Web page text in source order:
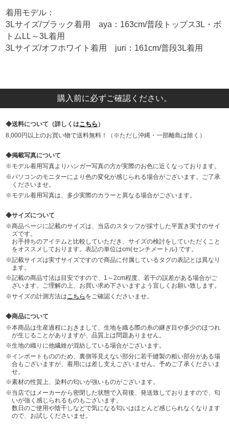
着用モデル：
3Lサイズ/ブラック着用 aya：163cm/普段トップス3L・ボ
トムLL～3L着用
3Lサイズ/オフホワイト着用 juri：161cm/普段3L着用
購入前に必ずご確認ください。
送料について（詳しくはこちら ）
8,000円以上のお買い物で送料無料！（※ただし沖縄・一部離島は除く）
掲載写真について
モデル着用写真よりハンガー写真の方が実際のお色に近くなっております。
パソコンのモニターにより色の変化が感じられる場合がございます。ご了承
くださいませ。
モデル着用写真は、多少実際のカラーと異なる場合がございます。
サイズについて
商品ページに記載のサイズは、当店のスタッフが採寸した平置き実寸のサイ
ズです。
お手持ちのアイテムと比較していただき、サイズの検討をしていただくこと
をオススメしております。表記の単位はcm(センチメートル) です。
記載サイズは実寸サイズですので商品に付属しているタグの表記とは異なり
ます。
記載の商品寸法は目安ですので、1～2cm程度、若干の誤差がある場合がご
ざいます。ご理解の上、お買い求め下さいますよう宜しくお願い致します。
サイズの計測方法はこちら をご確認くださいませ。
商品について
本商品は生産過程におきまして、生地を織る際の糸の継ぎ目や多少のほつれ
が生じることがありますが、品質上は問題ありません。
生地の織りに他繊維が混紡している場合がございます。
インポートもののため、裏側等見えない部分に若干縫製の粗い部分がある場
合もございますが、着用には差し支えございません。予めご了承くださいま
せ。
素材の性質上、染料の匂いが強いものがございます。
当店ではメーカーから密閉した状態で入荷後、発送致しておりますので、匂
いが強く感じられるものもございます。
数日のご使用や陰干しなどで気になる匂いはほとんど感じられなくなります
ので、お試しくださいませ。